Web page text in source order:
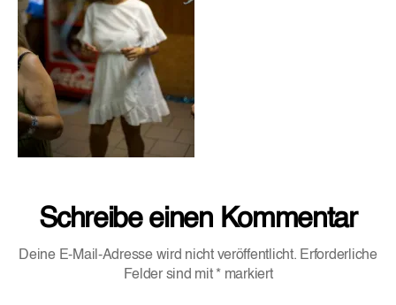
Schreibe einen Kommentar
Deine E-Mail-Adresse wird nicht veröffentlicht. Erforderliche
Felder sind mit * markiert